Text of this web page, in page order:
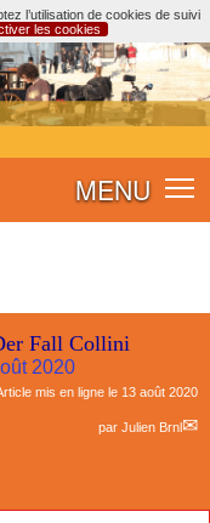
l’utilisation de cookies de suivi
les cookies
MENU
Fall Collini
2020
mis en ligne le 13 août 2020
par Julien Brnl